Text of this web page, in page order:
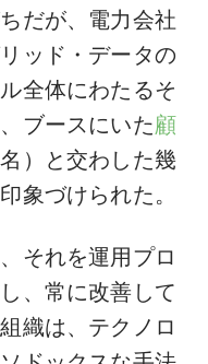
だが、電力会社
ッド・データの
全体にわたるそ
ブースにいた顧
）と交わした幾
象づけられた。
それを運用プロ
、常に改善して
織は、テクノロ